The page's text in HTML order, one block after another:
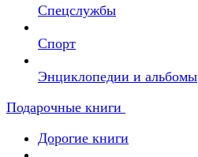
Спецслужбы
Спорт
Энциклопедии и альбомы
Подарочные книги
Дорогие книги